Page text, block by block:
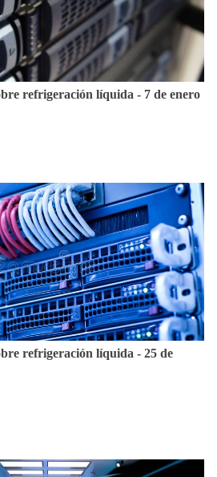
refrigeración líquida - 7 de enero
refrigeración líquida - 25 de